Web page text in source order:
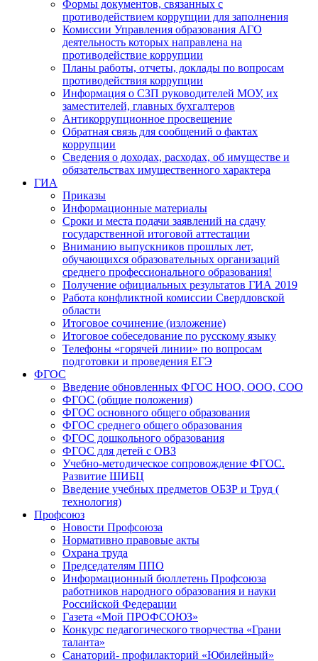
Формы документов, связанных с
противодействием коррупции для заполнения
Комиссии Управления образования АГО
деятельность которых направлена на
противодействие коррупции
Планы работы, отчеты, доклады по вопросам
противодействия коррупции
Информация о СЗП руководителей МОУ, их
заместителей, главных бухгалтеров
Антикоррупционное просвещение
Обратная связь для сообщений о фактах
коррупции
Сведения о доходах, расходах, об имуществе и
обязательствах имущественного характера
ГИА
Приказы
Информационные материалы
Сроки и места подачи заявлений на сдачу
государственной итоговой аттестации
Вниманию выпускников прошлых лет,
обучающихся образовательных организаций
среднего профессионального образования!
Получение официальных результатов ГИА 2019
Работа конфликтной комиссии Свердловской
области
Итоговое сочинение (изложение)
Итоговое собеседование по русскому языку
Телефоны «горячей линии» по вопросам
подготовки и проведения ЕГЭ
ФГОС
Введение обновленных ФГОС НОО, ООО, СОО
ФГОС (общие положения)
ФГОС основного общего образования
ФГОС среднего общего образования
ФГОС дошкольного образования
ФГОС для детей с ОВЗ
Учебно-методическое сопровождение ФГОС.
Развитие ШИБЦ
Введение учебных предметов ОБЗР и Труд (
технология)
Профсоюз
Новости Профсоюза
Нормативно правовые акты
Охрана труда
Председателям ППО
Информационный бюллетень Профсоюза
работников народного образования и науки
Российской Федерации
Газета «Мой ПРОФСОЮЗ»
Конкурс педагогического творчества «Грани
таланта»
Санаторий- профилакторий «Юбилейный»